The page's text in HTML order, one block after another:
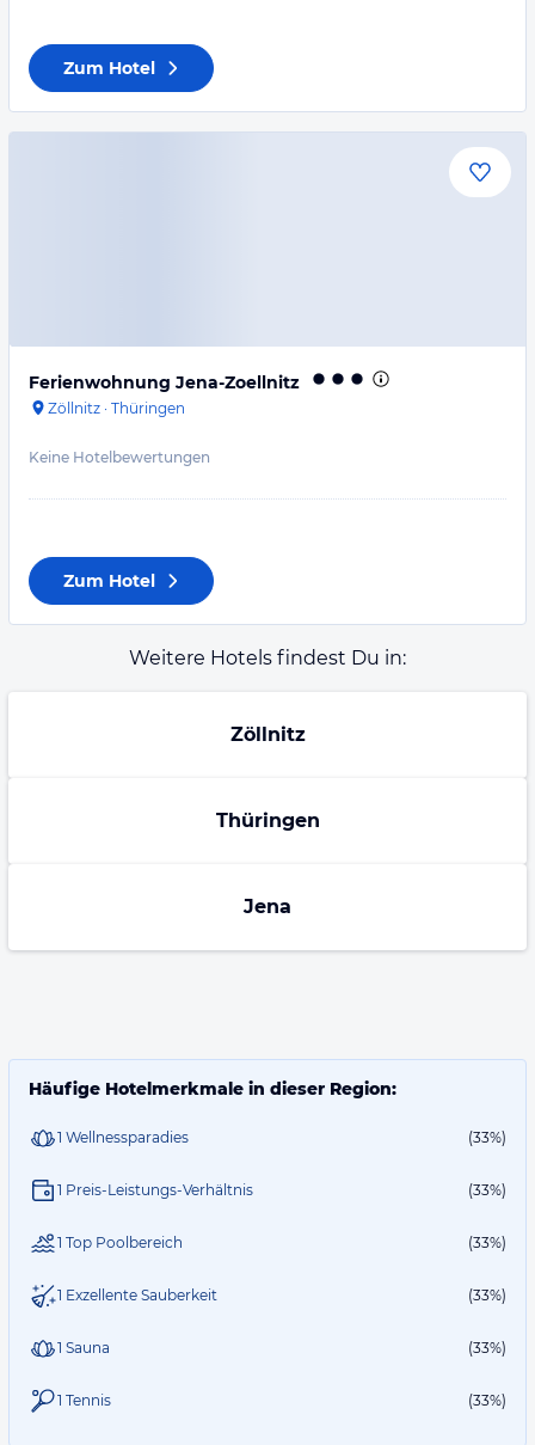
Zum Hotel
Ferienwohnung Jena-Zoellnitz
Zöllnitz · Thüringen
Keine Hotelbewertungen
Zum Hotel
Weitere Hotels findest Du in:
Zöllnitz
Thüringen
Jena
Häufige Hotelmerkmale in dieser Region:
1 Wellnessparadies (33%)
1 Preis-Leistungs-Verhältnis (33%)
1 Top Poolbereich (33%)
1 Exzellente Sauberkeit (33%)
1 Sauna (33%)
1 Tennis (33%)